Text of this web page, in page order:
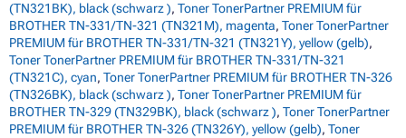
(TN321BK), black (schwarz ), Toner TonerPartner PREMIUM für
BROTHER TN-331/TN-321 (TN321M), magenta, Toner TonerPartner
PREMIUM für BROTHER TN-331/TN-321 (TN321Y), yellow (gelb),
Toner TonerPartner PREMIUM für BROTHER TN-331/TN-321
(TN321C), cyan, Toner TonerPartner PREMIUM für BROTHER TN-326
(TN326BK), black (schwarz ), Toner TonerPartner PREMIUM für
BROTHER TN-329 (TN329BK), black (schwarz ), Toner TonerPartner
PREMIUM für BROTHER TN-326 (TN326Y), yellow (gelb), Toner